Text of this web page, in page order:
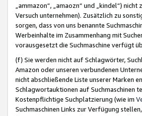
„ammazon“, „amaozn“ und „kindel“)
Versuch unternehmen). Zusätzlich zu
sorgen, dass von uns benannte
Werbeinhalte im Zusammenhang mit
vorausgesetzt die Suchmaschine verfügt
(f) Sie werden nicht auf Schlagwörter,
Amazon oder unseren verbundenen
nicht abschließende Liste unserer Marken
Schlagwortauktionen auf Suchmaschinen
Kostenpflichtige Suchplatzierung (wie im
Suchmaschinen Links zur Verfügung